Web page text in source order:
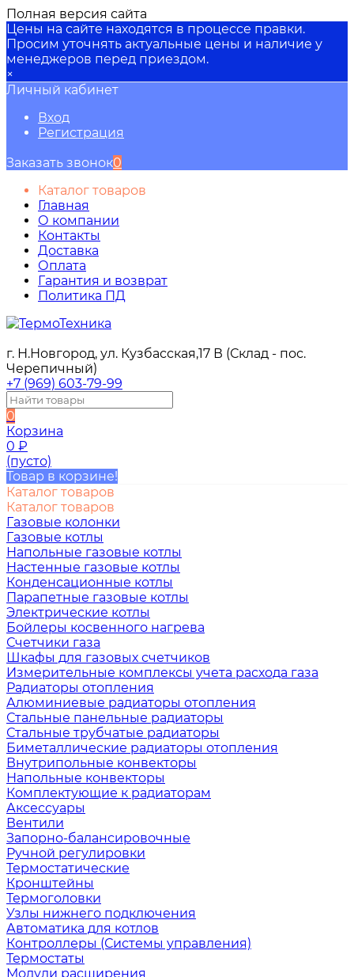
Полная версия сайта
Цены на сайте находятся в процессе правки.
Просим уточнять актуальные цены и наличие у
менеджеров перед приездом.
×
Личный кабинет
Вход
Регистрация
Заказать звонок0
Каталог товаров
Главная
О компании
Контакты
Доставка
Оплата
Гарантия и возврат
Политика ПД
г. Н.Новгород, ул. Кузбасская,17 В (Склад - пос.
Черепичный)
+7 (969) 603-79-99
0
Корзина
0 ₽
(пусто)
Товар в корзине!
Каталог товаров
Каталог товаров
Газовые колонки
Газовые котлы
Напольные газовые котлы
Настенные газовые котлы
Конденсационные котлы
Парапетные газовые котлы
Электрические котлы
Бойлеры косвенного нагрева
Счетчики газа
Шкафы для газовых счетчиков
Измерительные комплексы учета расхода газа
Радиаторы отопления
Алюминиевые радиаторы отопления
Стальные панельные радиаторы
Стальные трубчатые радиаторы
Биметаллические радиаторы отопления
Внутрипольные конвекторы
Напольные конвекторы
Комплектующие к радиаторам
Аксессуары
Вентили
Запорно-балансировочные
Ручной регулировки
Термостатические
Кронштейны
Термоголовки
Узлы нижнего подключения
Автоматика для котлов
Контроллеры (Системы управления)
Термостаты
Модули расширения